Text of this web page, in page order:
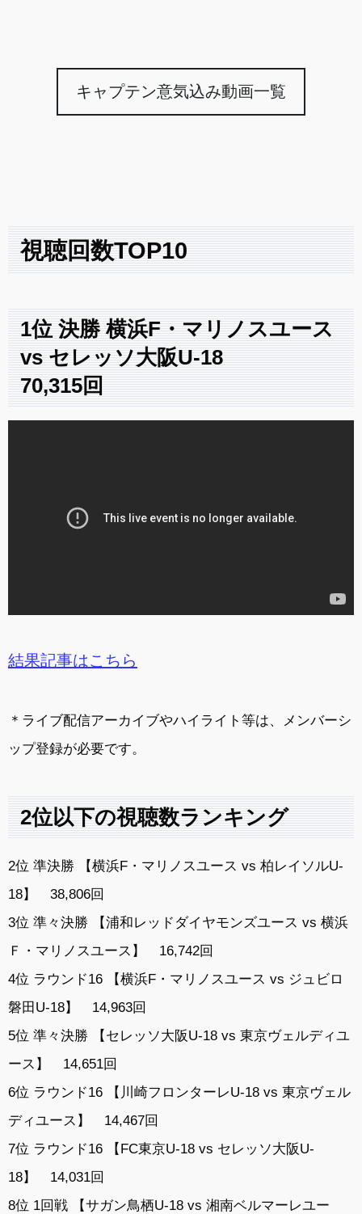
キャプテン意気込み動画一覧
視聴回数TOP10
1位 決勝 横浜F・マリノスユース
vs セレッソ大阪U-18
70,315回
結果記事はこちら
＊ライブ配信アーカイブやハイライト等は、メンバーシ
ップ登録が必要です。
2位以下の視聴数ランキング
2位 準決勝 【横浜F・マリノスユース vs 柏レイソルU-
18】 38,806回
3位 準々決勝 【浦和レッドダイヤモンズユース vs 横浜
Ｆ・マリノスユース】 16,742回
4位 ラウンド16 【横浜F・マリノスユース vs ジュビロ
磐田U-18】 14,963回
5位 準々決勝 【セレッソ大阪U-18 vs 東京ヴェルディユ
ース】 14,651回
6位 ラウンド16 【川崎フロンターレU-18 vs 東京ヴェル
ディユース】 14,467回
7位 ラウンド16 【FC東京U-18 vs セレッソ大阪U-
18】 14,031回
8位 1回戦 【サガン鳥栖U-18 vs 湘南ベルマーレユー